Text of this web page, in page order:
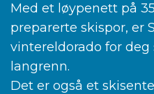
Med et løypenett på
preparerte skispor, er
vintereldorado for deg
langrenn.
Det er også et